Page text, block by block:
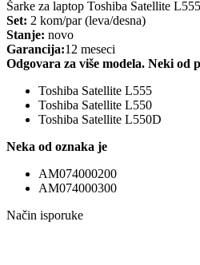
Šarke za laptop Toshiba Satellite
Set: 2 kom/par (leva/desna)
Stanje: novo
Garancija:12 meseci
Odgovara za više modela. Neki od
Toshiba Satellite L555
Toshiba Satellite L550
Toshiba Satellite L550D
Neka od oznaka je
AM074000200
AM074000300
Način isporuke